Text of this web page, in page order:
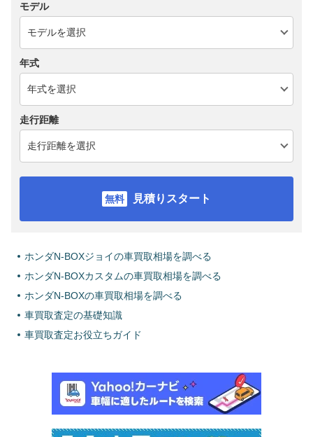
モデル
年式
走行距離
見積りスタート
ホンダN-BOXジョイの車買取相場を調べる
ホンダN-BOXカスタムの車買取相場を調べる
ホンダN-BOXの車買取相場を調べる
車買取査定の基礎知識
車買取査定お役立ちガイド